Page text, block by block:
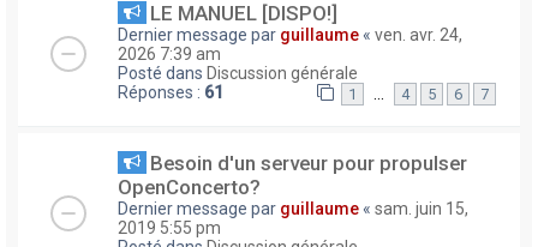
LE MANUEL [DISPO!]
Dernier message par guillaume « ven. avr. 24,
2026 7:39 am
Posté dans Discussion générale
Réponses : 61 1 … 4 5 6 7
Besoin d'un serveur pour propulser
OpenConcerto?
Dernier message par guillaume « sam. juin 15,
2019 5:55 pm